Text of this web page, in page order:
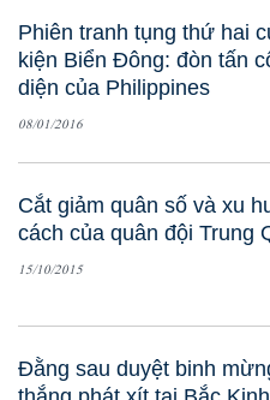
Phiên tranh tụng thứ hai
kiện Biển Đông: đòn tấn
diện của Philippines
08/01/2016
Cắt giảm quân số và xu
cách của quân đội Trung
15/10/2015
Đằng sau duyệt binh